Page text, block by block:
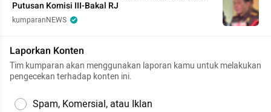
Putusan Komisi III-Bakal RJ
kumparanNEWS
Laporkan Konten
Tim kumparan akan menggunakan laporan kamu untuk melakukan
pengecekan terhadap konten ini.
Spam, Komersial, atau Iklan